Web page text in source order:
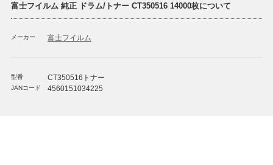
富士フイルム 純正 ドラム/トナー CT350516 14000枚について
メーカー 富士フイルム
型番 CT350516トナー
JANコード 4560151034225